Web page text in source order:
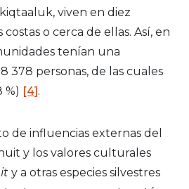
viven en diez
o cerca de ellas. Así, en
tenían una
378 personas, de las cuales
%) [4].
de influencias externas del
y los valores culturales
y a otras especies silvestres